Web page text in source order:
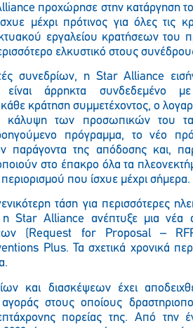
προχώρησε στην κατάργηση
μέχρι πρότινος για όλες τις
εργαλείου κρατήσεων του
ελκυστικό στους
συνεδρίων, η Star Alliance
είναι άρρηκτα συνδεδεμένο
κράτηση συμμετέχοντος, ο
κάλυψη των προσωπικών του
πρόγραμμα, το νέο
παράγοντα της απόδοσης και,
στο έπακρο όλα τα
που ίσχυε μέχρι σήμερα.
τάση για περισσότερες
η Star Alliance ανέπτυξε μια νέα
(Request for Proposal –
Plus. Τα σχετικά χρονικά
και διασκέψεων έχει
αγοράς στους οποίους
πορείας της. Από την